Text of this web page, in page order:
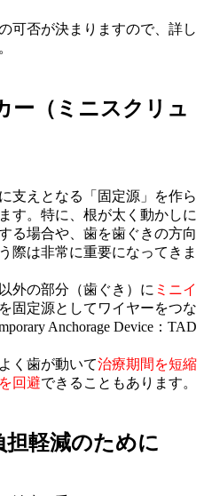
可否が決まりますので、詳し
ー（ミニスクリュ
支えとなる「固定源」を作ら
す。特に、根が太く動かしに
る場合や、歯を歯ぐきの方向
際は非常に重要になってきま
外の部分（歯ぐき）に ミニイ
を固定源としてワイヤーをつな
Anchorage Device：TAD
く歯が動いて治療期間を短縮
回避できることもあります。
軽減のために